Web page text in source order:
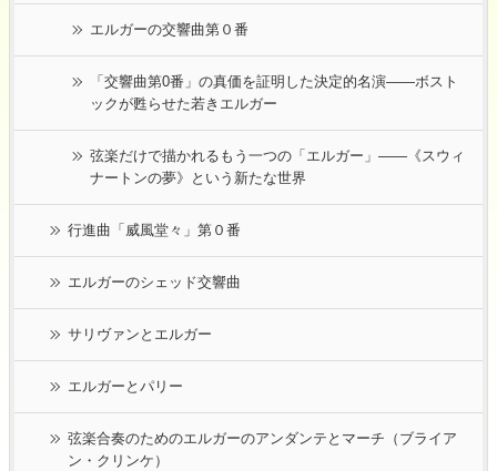
エルガーの交響曲第０番
「交響曲第0番」の真価を証明した決定的名演――ボスト
ックが甦らせた若きエルガー
弦楽だけで描かれるもう一つの「エルガー」――《スウィ
ナートンの夢》という新たな世界
行進曲「威風堂々」第０番
エルガーのシェッド交響曲
サリヴァンとエルガー
エルガーとパリー
弦楽合奏のためのエルガーのアンダンテとマーチ（ブライア
ン・クリンケ）